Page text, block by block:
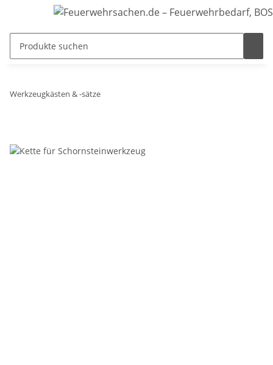
Werkzeugkästen & -sätze